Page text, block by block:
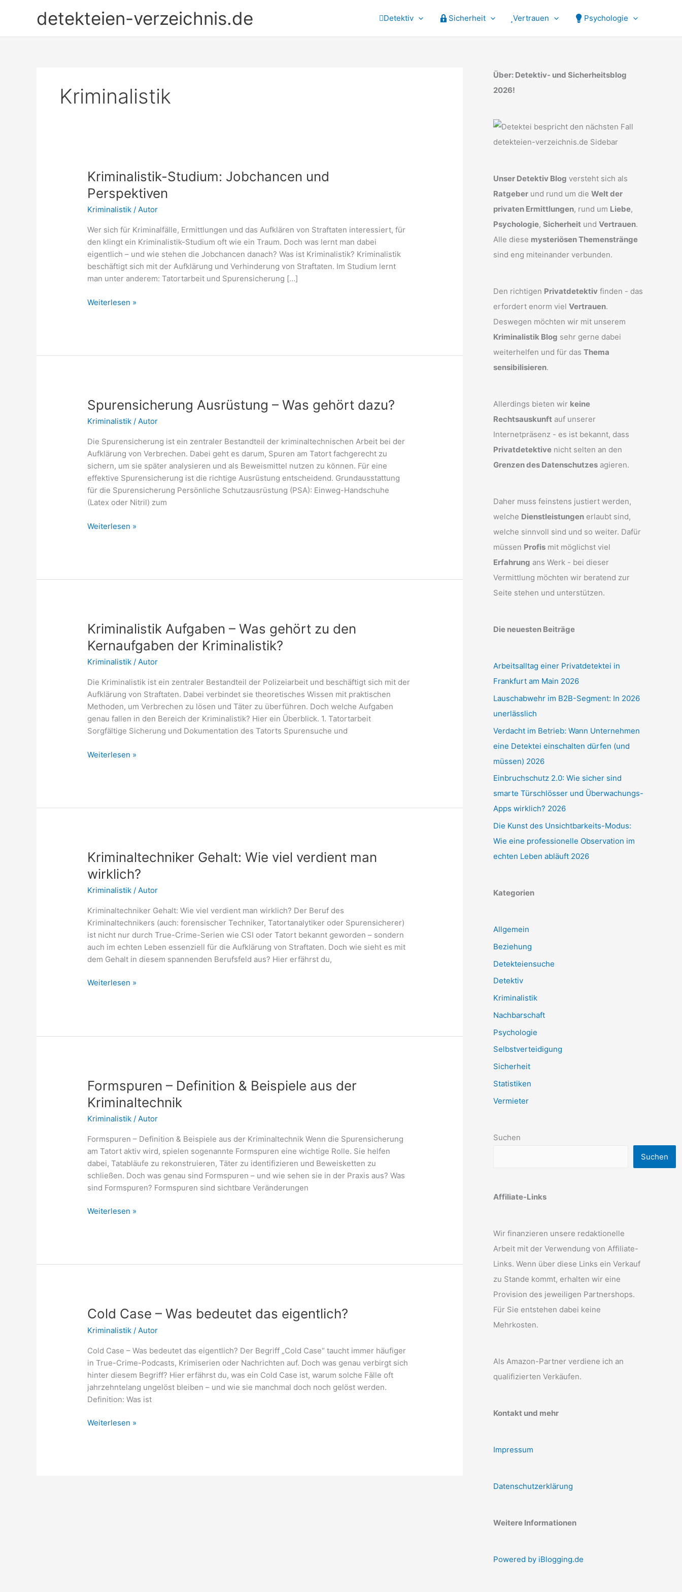
detekteien-verzeichnis.de Detektiv Sicherheit Vertrauen Psychologie
Kriminalistik
Kriminalistik-Studium: Jobchancen und
Perspektiven
Kriminalistik /Autor
Wer sich für Kriminalfälle, Ermittlungen und das Aufklären von Straftaten interessiert, für
den klingt ein Kriminalistik-Studium oft wie ein Traum. Doch was lernt man dabei
eigentlich – und wie stehen die Jobchancen danach? Was ist Kriminalistik? Kriminalistik
beschäftigt sich mit der Aufklärung und Verhinderung von Straftaten. Im Studium lernt
man unter anderem: Tatortarbeit und Spurensicherung […]
Kriminalistik-
Weiterlesen »
Spurensicherung Ausrüstung – Was gehört dazu?
Kriminalistik /Autor
Die Spurensicherung ist ein zentraler Bestandteil der kriminaltechnischen Arbeit bei der
Aufklärung von Verbrechen. Dabei geht es darum, Spuren am Tatort fachgerecht zu
sichern, um sie später analysieren und als Beweismittel nutzen zu können. Für eine
effektive Spurensicherung ist die richtige Ausrüstung entscheidend. Grundausstattung
für die Spurensicherung Persönliche Schutzausrüstung (PSA): Einweg-Handschuhe
(Latex oder Nitril) zum
Spurensicherung
Weiterlesen »
Kriminalistik Aufgaben – Was gehört zu den
Kernaufgaben der Kriminalistik?
Kriminalistik /Autor
Die Kriminalistik ist ein zentraler Bestandteil der Polizeiarbeit und beschäftigt sich mit der
Aufklärung von Straftaten. Dabei verbindet sie theoretisches Wissen mit praktischen
Methoden, um Verbrechen zu lösen und Täter zu überführen. Doch welche Aufgaben
genau fallen in den Bereich der Kriminalistik? Hier ein Überblick. 1. Tatortarbeit
Sorgfältige Sicherung und Dokumentation des Tatorts Spurensuche und
Kriminalistik
der
Kriminalistik?
Weiterlesen »
Kriminaltechniker Gehalt: Wie viel verdient man
wirklich?
Kriminalistik /Autor
Kriminaltechniker Gehalt: Wie viel verdient man wirklich? Der Beruf des
Kriminaltechnikers (auch: forensischer Techniker, Tatortanalytiker oder Spurensicherer)
ist nicht nur durch True-Crime-Serien wie CSI oder Tatort bekannt geworden – sondern
auch im echten Leben essenziell für die Aufklärung von Straftaten. Doch wie sieht es mit
dem Gehalt in diesem spannenden Berufsfeld aus? Hier erfährst du,
Kriminaltechniker
Weiterlesen »
Formspuren – Definition & Beispiele aus der
Kriminaltechnik
Kriminalistik / Autor
Formspuren – Definition & Beispiele aus der Kriminaltechnik Wenn die Spurensicherung
am Tatort aktiv wird, spielen sogenannte Formspuren eine wichtige Rolle. Sie helfen
dabei, Tatabläufe zu rekonstruieren, Täter zu identifizieren und Beweisketten zu
schließen. Doch was genau sind Formspuren – und wie sehen sie in der Praxis aus? Was
sind Formspuren? Formspuren sind sichtbare Veränderungen
Formspuren
Weiterlesen »
Cold Case – Was bedeutet das eigentlich?
Kriminalistik / Autor
Cold Case – Was bedeutet das eigentlich? Der Begriff „Cold Case“ taucht immer häufiger
in True-Crime-Podcasts, Krimiserien oder Nachrichten auf. Doch was genau verbirgt sich
hinter diesem Begriff? Hier erfährst du, was ein Cold Case ist, warum solche Fälle oft
jahrzehntelang ungelöst bleiben – und wie sie manchmal doch noch gelöst werden.
Definition: Was ist
Cold
Weiterlesen »
Über: Detektiv- und Sicherheitsblog
2026!
Unser Detektiv Blog versteht sich als
Ratgeber und rund um die Welt der
privaten Ermittlungen, rund um Liebe,
Psychologie, Sicherheit und Vertrauen.
Alle diese mysteriösen Themenstränge
sind eng miteinander verbunden.
Den richtigen Privatdetektiv finden - das
erfordert enorm viel Vertrauen.
Deswegen möchten wir mit unserem
Kriminalistik Blog sehr gerne dabei
weiterhelfen und für das Thema
sensibilisieren.
Allerdings bieten wir keine
Rechtsauskunft auf unserer
Internetpräsenz - es ist bekannt, dass
Privatdetektive nicht selten an den
Grenzen des Datenschutzes agieren.
Daher muss feinstens justiert werden,
welche Dienstleistungen erlaubt sind,
welche sinnvoll sind und so weiter. Dafür
müssen Profis mit möglichst viel
Erfahrung ans Werk - bei dieser
Vermittlung möchten wir beratend zur
Seite stehen und unterstützen.
Die neuesten Beiträge
Arbeitsalltag einer Privatdetektei in
Frankfurt am Main 2026
Lauschabwehr im B2B-Segment: In 2026
unerlässlich
Verdacht im Betrieb: Wann Unternehmen
eine Detektei einschalten dürfen (und
müssen) 2026
Einbruchschutz 2.0: Wie sicher sind
smarte Türschlösser und Überwachungs-
Apps wirklich? 2026
Die Kunst des Unsichtbarkeits-Modus:
Wie eine professionelle Observation im
echten Leben abläuft 2026
Kategorien
Allgemein
Beziehung
Detekteiensuche
Detektiv
Kriminalistik
Nachbarschaft
Psychologie
Selbstverteidigung
Sicherheit
Statistiken
Vermieter
Suchen
Suchen
Affiliate-Links
Wir finanzieren unsere redaktionelle
Arbeit mit der Verwendung von Affiliate-
Links. Wenn über diese Links ein Verkauf
zu Stande kommt, erhalten wir eine
Provision des jeweiligen Partnershops.
Für Sie entstehen dabei keine
Mehrkosten.
Als Amazon-Partner verdiene ich an
qualifizierten Verkäufen.
Kontakt und mehr
Impressum
Datenschutzerklärung
Weitere Informationen
Powered by iBlogging.de